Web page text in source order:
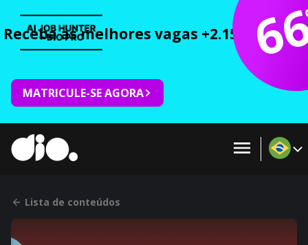
Receba as melhores vagas +2.150 cursos
MATRICULE-SE AGORA
Lista de conteúdos